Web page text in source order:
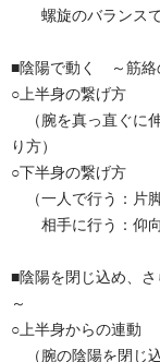
螺旋のバランスで
■陰陽で動く ～筋絡
○上半身の繋げ方
（腕を真っ直ぐに
り方）
○下半身の繋げ方
（一人で行う：片
相手に行う：仰向
■陰陽を閉じ込め、
～
○上半身からの連動
（腕の陰陽を閉じ